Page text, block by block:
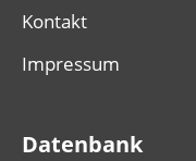
Kontakt
Impressum
Datenbank